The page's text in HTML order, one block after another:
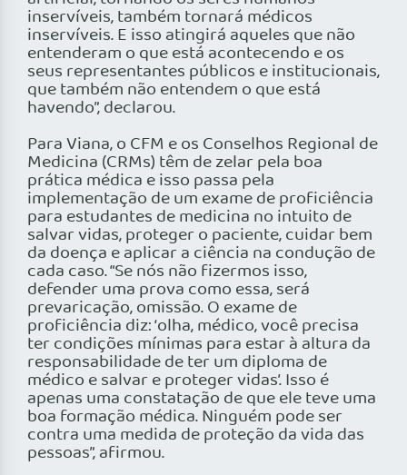
inservíveis, também tornará médicos
inservíveis. E isso atingirá aqueles que não
entenderam o que está acontecendo e os
seus representantes públicos e institucionais,
que também não entendem o que está
havendo”, declarou.
Para Viana, o CFM e os Conselhos Regional de
Medicina (CRMs) têm de zelar pela boa
prática médica e isso passa pela
implementação de um exame de proficiência
para estudantes de medicina no intuito de
salvar vidas, proteger o paciente, cuidar bem
da doença e aplicar a ciência na condução de
cada caso. “Se nós não fizermos isso,
defender uma prova como essa, será
prevaricação, omissão. O exame de
proficiência diz: ‘olha, médico, você precisa
ter condições mínimas para estar à altura da
responsabilidade de ter um diploma de
médico e salvar e proteger vidas’. Isso é
apenas uma constatação de que ele teve uma
boa formação médica. Ninguém pode ser
contra uma medida de proteção da vida das
pessoas”, afirmou.